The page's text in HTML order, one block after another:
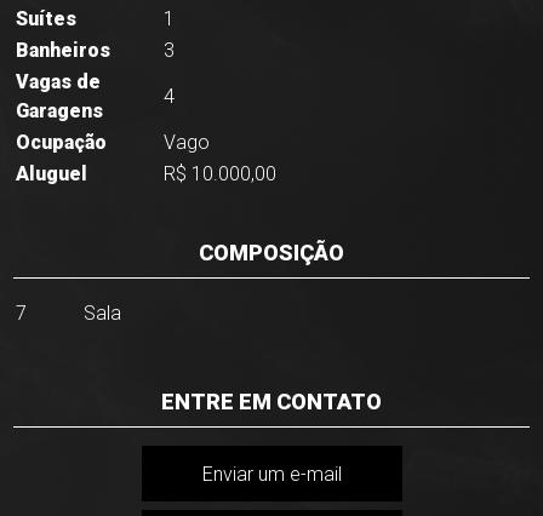
Suítes
1
Banheiros
3
Vagas de
Garagens
4
Ocupação
Vago
Aluguel
R$ 10.000,00
COMPOSIÇÃO
7 Sala
ENTRE EM CONTATO
Enviar um e-mail